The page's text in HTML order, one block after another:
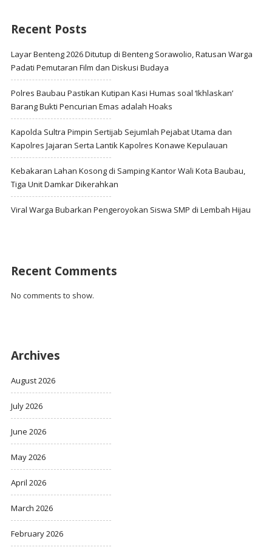
Recent Posts
Layar Benteng 2026 Ditutup di Benteng Sorawolio, Ratusan Warga
Padati Pemutaran Film dan Diskusi Budaya
Polres Baubau Pastikan Kutipan Kasi Humas soal ‘Ikhlaskan’
Barang Bukti Pencurian Emas adalah Hoaks
Kapolda Sultra Pimpin Sertijab Sejumlah Pejabat Utama dan
Kapolres Jajaran Serta Lantik Kapolres Konawe Kepulauan
Kebakaran Lahan Kosong di Samping Kantor Wali Kota Baubau,
Tiga Unit Damkar Dikerahkan
Viral Warga Bubarkan Pengeroyokan Siswa SMP di Lembah Hijau
Recent Comments
No comments to show.
Archives
August 2026
July 2026
June 2026
May 2026
April 2026
March 2026
February 2026